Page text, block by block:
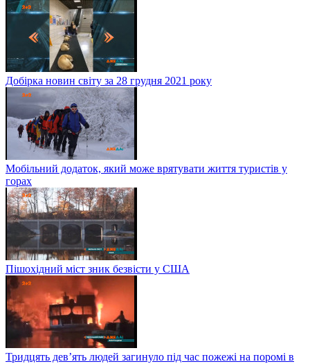
Добірка новин світу за 28 грудня 2021 року
Мобільний додаток, який може врятувати життя туристів у
горах
Пішохідний міст зник безвісти у США
Тридцять дев’ять людей загинуло під час пожежі на поромі в